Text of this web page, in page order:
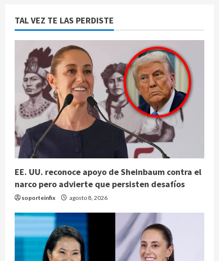
TAL VEZ TE LAS PERDISTE
EE. UU. reconoce apoyo de Sheinbaum contra el
narco pero advierte que persisten desafíos
soporteinfix agosto 8, 2026